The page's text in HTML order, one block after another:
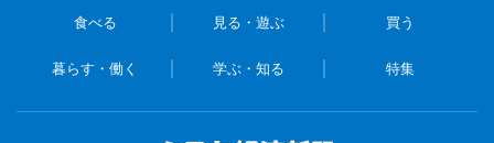
食べる 見る・遊ぶ 買う
暮らす・働く 学ぶ・知る 特集